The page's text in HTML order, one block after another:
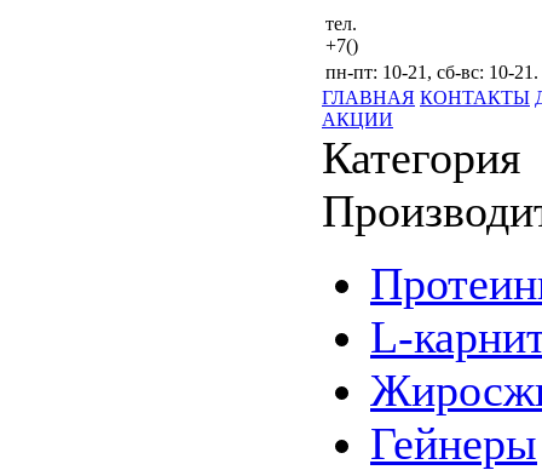
тел.
+7()
пн-пт: 10-21, сб-вс: 10-21.
ГЛАВНАЯ КОНТАКТЫ
АКЦИИ
Категория
L-
Гейнеры